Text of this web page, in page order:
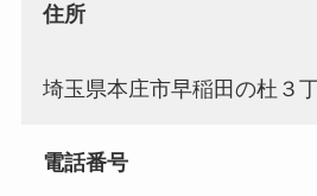
住所
埼玉県本庄市早稲田の杜３
電話番号